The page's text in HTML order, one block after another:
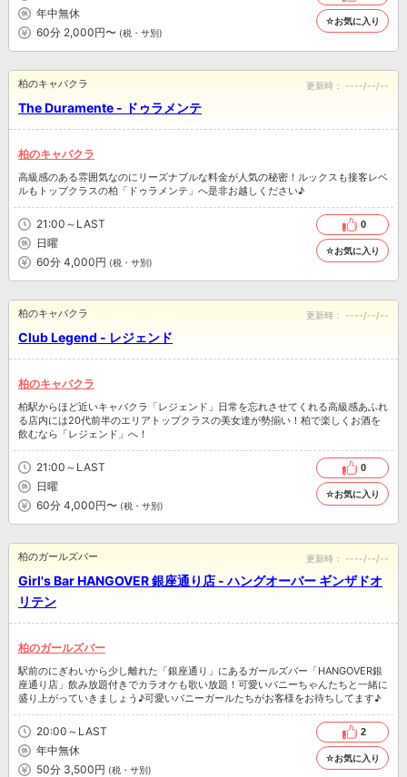
年中無休
60分 2,000円〜 (税・サ別)
☆お気に入り
The Duramente - ドゥラメンテ
柏のキャバクラ 更新時： ----/--/--
柏のキャバクラ
高級感のある雰囲気なのにリーズナブルな料金が人気の秘密！ルックスも接客レベ
ルもトップクラスの柏「ドゥラメンテ」へ是非お越しください♪
21:00～LAST
日曜
60分 4,000円 (税・サ別)
0
☆お気に入り
Club Legend - レジェンド
柏のキャバクラ 更新時： ----/--/--
柏のキャバクラ
柏駅からほど近いキャバクラ「レジェンド」日常を忘れさせてくれる高級感あふれ
る店内には20代前半のエリアトップクラスの美女達が勢揃い！柏で楽しくお酒を
飲むなら「レジェンド」へ！
21:00～LAST
日曜
60分 4,000円〜 (税・サ別)
0
☆お気に入り
Girl's Bar HANGOVER 銀座通り店 - ハングオーバー ギンザドオ
リテン
柏のガールズバー 更新時： ----/--/--
柏のガールズバー
駅前のにぎわいから少し離れた「銀座通り」にあるガールズバー「HANGOVER銀
座通り店」飲み放題付きでカラオケも歌い放題！可愛いバニーちゃんたちと一緒に
盛り上がっていきましょう♪可愛いバニーガールたちがお客様をお待ちしてます♪
20:00～LAST
年中無休
50分 3,500円 (税・サ別)
2
☆お気に入り